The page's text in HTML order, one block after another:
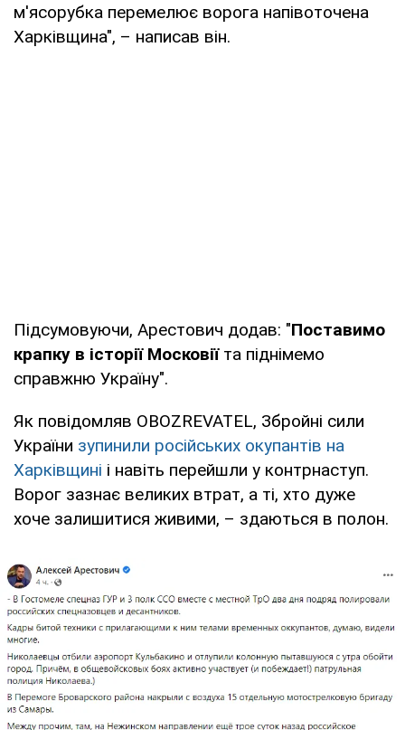
м'ясорубка перемелює ворога напівоточена
Харківщина", – написав він.
Підсумовуючи, Арестович додав: "Поставимо
крапку в історії Московіїта піднімемо
справжню Україну".
Як повідомляв OBOZREVATEL, Збройні сили
України зупинили російських окупантів на
Харківщині і навіть перейшли у контрнаступ.
Ворог зазнає великих втрат, а ті, хто дуже
хоче залишитися живими, – здаються в полон.